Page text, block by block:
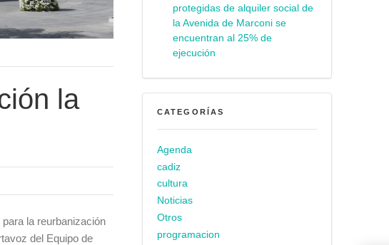
la
la reurbanización
del Equipo de
protegidas de alquiler social de
la Avenida de Marconi se
encuentran al 25% de
ejecución
CATEGORÍAS
Agenda
cadiz
cultura
Noticias
Otros
programacion